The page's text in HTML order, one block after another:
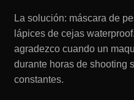
La solución: máscara de
lápices de cejas
agradezco cuando un
durante horas de shooting
constantes.